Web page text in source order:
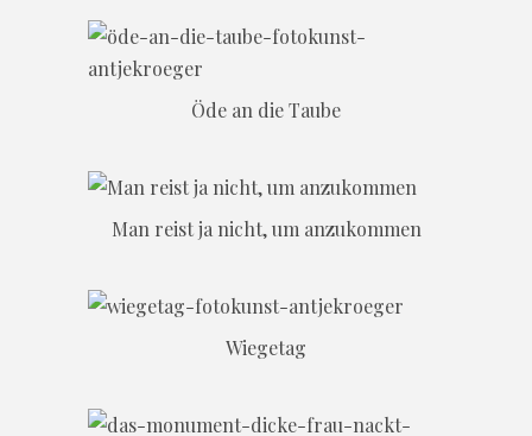
Öde an die Taube
Man reist ja nicht, um anzukommen
Wiegetag